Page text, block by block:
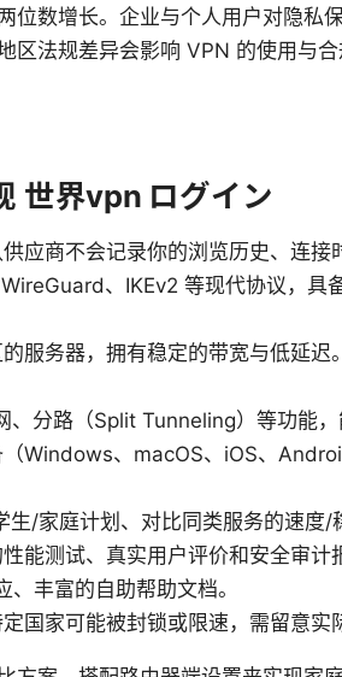
位数增长。企业与个人用户对隐私
区法规差异会影响 VPN 的使用与
世界vpn ログイン
应商不会记录你的浏览历史、连接
、IKEv2 等现代协议，具
服务器，拥有稳定的带宽与低延迟
分路（Split Tunneling）等功能，
Windows、macOS、iOS、
/家庭计划、对比同类服务的速度/
能测试、真实用户评价和安全审计
丰富的自助帮助文档。
国家可能被封锁或限速，需留意实